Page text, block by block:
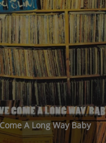
A Long Way Baby